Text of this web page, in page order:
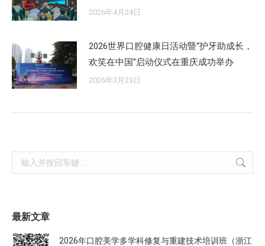
2026年4月24日
2026世界口腔健康日活动暨“护牙助成长，
欢笑在中国”启动仪式在重庆成功举办
2026年3月23日
Search:
最新文章
2026年口腔美学多学科修复与重建技术培训班（浙江